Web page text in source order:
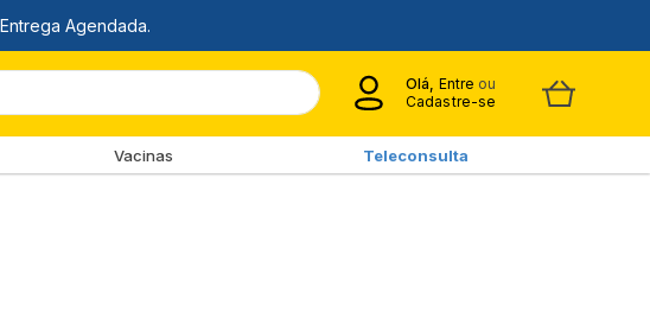
Olá, Entre ou
Cadastre-se
Vacinas Teleconsulta